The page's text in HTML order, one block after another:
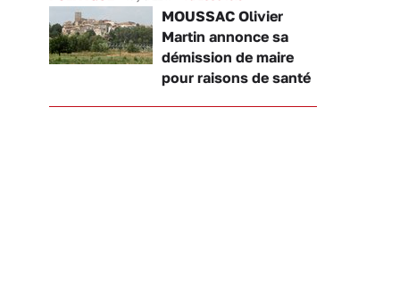
MOUSSAC Olivier
Martin annonce sa
démission de maire
pour raisons de santé